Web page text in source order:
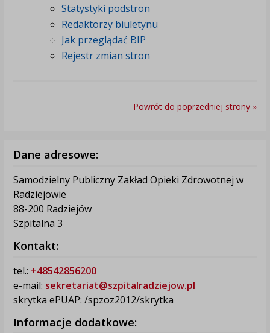
Statystyki podstron
Redaktorzy biuletynu
Jak przeglądać BIP
Rejestr zmian stron
Powrót do poprzedniej strony »
Dane adresowe:
Samodzielny Publiczny Zakład Opieki Zdrowotnej w
Radziejowie
88-200 Radziejów
Szpitalna 3
Kontakt:
tel.: +48542856200
e-mail: sekretariat@szpitalradziejow.pl
skrytka ePUAP: /spzoz2012/skrytka
Informacje dodatkowe: